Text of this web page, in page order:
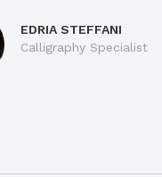
EDRIA STEFFANI
Calligraphy Specialist